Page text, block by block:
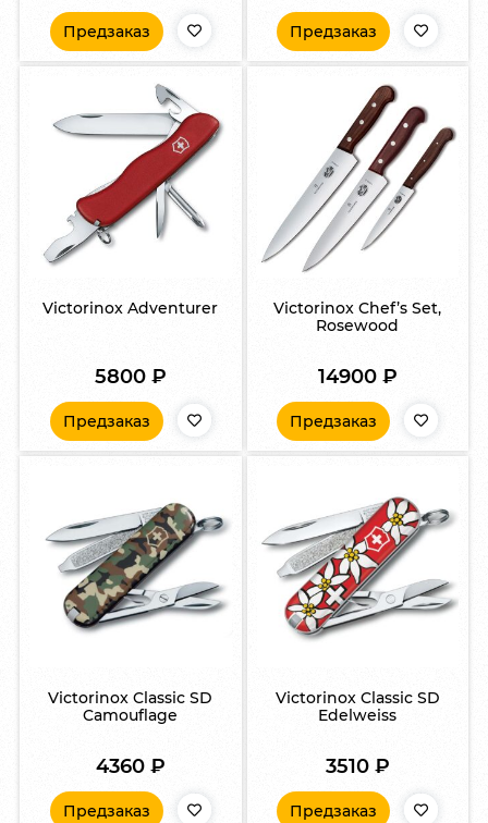
Предзаказ Предзаказ
Victorinox Adventurer
5800 ₽
Предзаказ
Victorinox Chef’s Set,
Rosewood
14900 ₽
Предзаказ
Victorinox Classic SD
Camouflage
4360 ₽
Предзаказ
Victorinox Classic SD
Edelweiss
3510 ₽
Предзаказ